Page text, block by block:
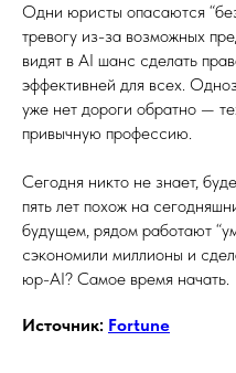
Одни юристы опасаются
тревогу из-за возможных
видят в AI шанс сделать
эффективней для всех.
уже нет дороги обратно —
привычную профессию.
Сегодня никто не знает,
пять лет похож на
будущем, рядом работают
сэкономили миллионы и
юр-AI? Самое время начать.
Источник: Fortune